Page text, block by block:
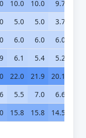
10.0 10.0 9.7
5.0 5.0 3.7
6.0 6.0 6.0
6.1 5.4 5.2
22.0 21.9 20.1
5.5 7.0 6.6
15.8 15.8 14.5